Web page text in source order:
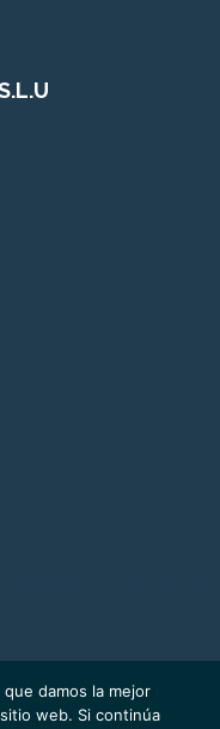
damos la mejor
web. Si continúa